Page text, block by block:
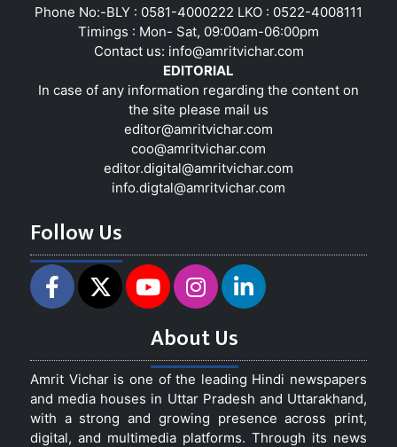
Phone No:-BLY : 0581-4000222 LKO : 0522-4008111
Timings : Mon- Sat, 09:00am-06:00pm
Contact us: info@amritvichar.com
EDITORIAL
In case of any information regarding the content on
the site please mail us
editor@amritvichar.com
coo@amritvichar.com
editor.digital@amritvichar.com
info.digtal@amritvichar.com
Follow Us
About Us
Amrit Vichar is one of the leading Hindi newspapers
and media houses in Uttar Pradesh and Uttarakhand,
with a strong and growing presence across print,
digital, and multimedia platforms. Through its news